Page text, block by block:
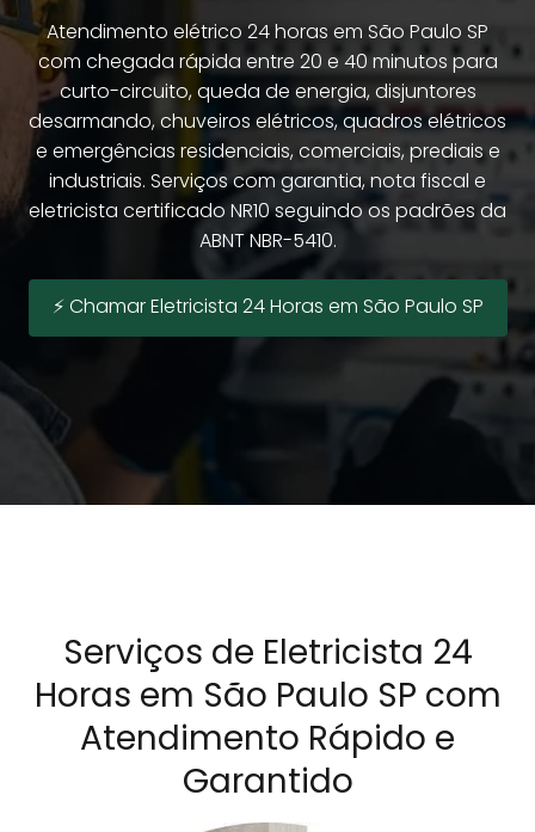
Atendimento elétrico 24 horas em São Paulo SP
com chegada rápida entre 20 e 40 minutos para
curto-circuito, queda de energia, disjuntores
desarmando, chuveiros elétricos, quadros elétricos
e emergências residenciais, comerciais, prediais e
industriais. Serviços com garantia, nota fiscal e
eletricista certificado NR10 seguindo os padrões da
ABNT NBR-5410.
⚡ Chamar Eletricista 24 Horas em São Paulo SP
Serviços de Eletricista 24
Horas em São Paulo SP com
Atendimento Rápido e
Garantido